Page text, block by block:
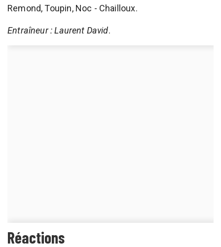
Remond, Toupin, Noc - Chailloux.
Entraîneur : Laurent David.
Réactions